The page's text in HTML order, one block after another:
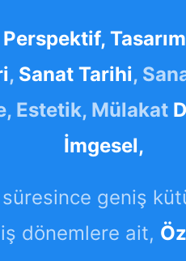
Perspektif, Tasarım
, Sanat Tarihi,
Estetik, Mülakat
İmgesel,
süresince geniş
dönemlere ait,